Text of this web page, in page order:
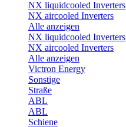
NX liquidcooled Inverters
NX aircooled Inverters
Alle anzeigen
NX liquidcooled Inverters
NX aircooled Inverters
Alle anzeigen
Victron Energy
Sonstige
Straße
ABL
ABL
Schiene